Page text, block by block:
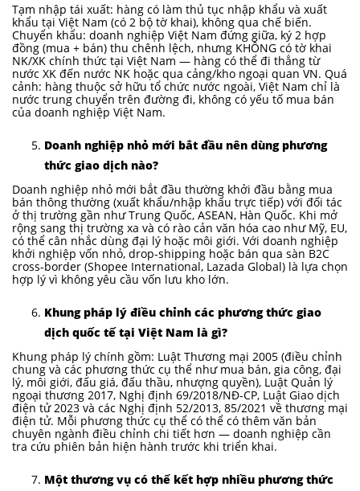
Tạm nhập tái xuất: hàng có làm thủ tục nhập khẩu và xuất
khẩu tại Việt Nam (có 2 bộ tờ khai), không qua chế biến.
Chuyển khẩu: doanh nghiệp Việt Nam đứng giữa, ký 2 hợp
đồng (mua + bán) thu chênh lệch, nhưng KHÔNG có tờ khai
NK/XK chính thức tại Việt Nam — hàng có thể đi thẳng từ
nước XK đến nước NK hoặc qua cảng/kho ngoại quan VN. Quá
cảnh: hàng thuộc sở hữu tổ chức nước ngoài, Việt Nam chỉ là
nước trung chuyển trên đường đi, không có yếu tố mua bán
của doanh nghiệp Việt Nam.
Doanh nghiệp nhỏ mới bắt đầu nên dùng phương
thức giao dịch nào?
Doanh nghiệp nhỏ mới bắt đầu thường khởi đầu bằng mua
bán thông thường (xuất khẩu/nhập khẩu trực tiếp) với đối tác
ở thị trường gần như Trung Quốc, ASEAN, Hàn Quốc. Khi mở
rộng sang thị trường xa và có rào cản văn hóa cao như Mỹ, EU,
có thể cân nhắc dùng đại lý hoặc môi giới. Với doanh nghiệp
khởi nghiệp vốn nhỏ, drop-shipping hoặc bán qua sàn B2C
cross-border (Shopee International, Lazada Global) là lựa chọn
hợp lý vì không yêu cầu vốn lưu kho lớn.
Khung pháp lý điều chỉnh các phương thức giao
dịch quốc tế tại Việt Nam là gì?
Khung pháp lý chính gồm: Luật Thương mại 2005 (điều chỉnh
chung và các phương thức cụ thể như mua bán, gia công, đại
lý, môi giới, đấu giá, đấu thầu, nhượng quyền), Luật Quản lý
ngoại thương 2017, Nghị định 69/2018/NĐ-CP, Luật Giao dịch
điện tử 2023 và các Nghị định 52/2013, 85/2021 về thương mại
điện tử. Mỗi phương thức cụ thể có thể có thêm văn bản
chuyên ngành điều chỉnh chi tiết hơn — doanh nghiệp cần
tra cứu phiên bản hiện hành trước khi triển khai.
Một thương vụ có thể kết hợp nhiều phương thức